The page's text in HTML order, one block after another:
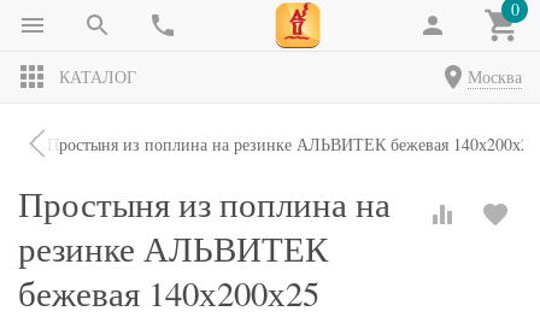
0
КАТАЛОГ Москва
Простыня из поплина на резинке АЛЬВИТЕК бежевая 140х200х25
Простыня из поплина на
резинке АЛЬВИТЕК
бежевая 140х200х25